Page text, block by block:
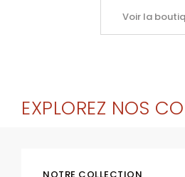
Voir la
EXPLOREZ NOS